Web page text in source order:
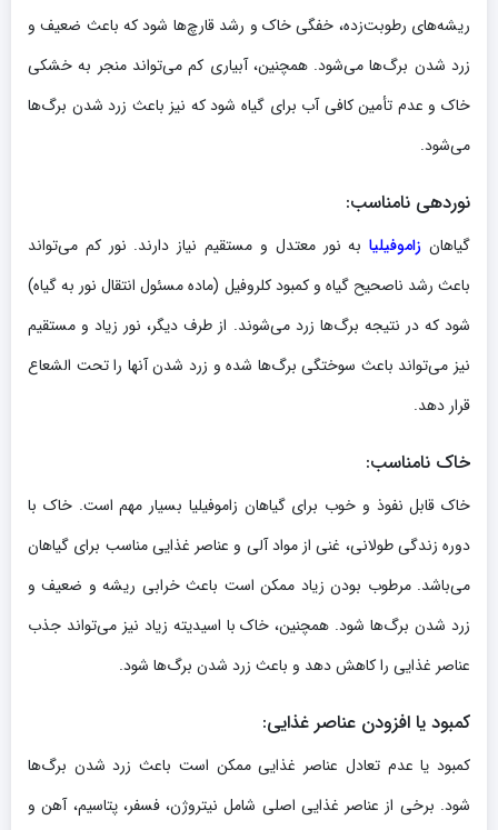
ریشه‌های رطوبت‌زده، خفگی خاک و رشد قارچ‌ها شود که باعث ضعیف و
زرد شدن برگ‌ها می‌شود. همچنین، آبیاری کم می‌تواند منجر به خشکی
خاک و عدم تأمین کافی آب برای گیاه شود که نیز باعث زرد شدن برگ‌ها
می‌شود.
نوردهی نامناسب:
گیاهان زاموفیلیابه نور معتدل و مستقیم نیاز دارند. نور کم می‌تواند
باعث رشد ناصحیح گیاه و کمبود کلروفیل (ماده مسئول انتقال نور به گیاه)
شود که در نتیجه برگ‌ها زرد می‌شوند. از طرف دیگر، نور زیاد و مستقیم
نیز می‌تواند باعث سوختگی برگ‌ها شده و زرد شدن آنها را تحت الشعاع
قرار دهد.
خاک نامناسب:
خاک قابل نفوذ و خوب برای گیاهان زاموفیلیا بسیار مهم است. خاک با
دوره زندگی طولانی، غنی از مواد آلی و عناصر غذایی مناسب برای گیاهان
می‌باشد. مرطوب بودن زیاد ممکن است باعث خرابی ریشه‌ و ضعیف و
زرد شدن برگ‌ها شود. همچنین، خاک با اسیدیته زیاد نیز می‌تواند جذب
عناصر غذایی را کاهش دهد و باعث زرد شدن برگ‌ها شود.
کمبود یا افزودن عناصر غذایی:
کمبود یا عدم تعادل عناصر غذایی ممکن است باعث زرد شدن برگ‌ها
شود. برخی از عناصر غذایی اصلی شامل نیتروژن، فسفر، پتاسیم، آهن و